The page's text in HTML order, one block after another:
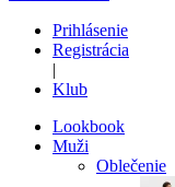
Prihlásenie
Registrácia
|
Klub
Lookbook
Muži
Oblečenie